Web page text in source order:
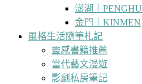
澎湖｜PENGHU
金門｜KINMEN
風格生活隨筆札記
靈感書籍推薦
當代藝文漫遊
影劇私房筆記